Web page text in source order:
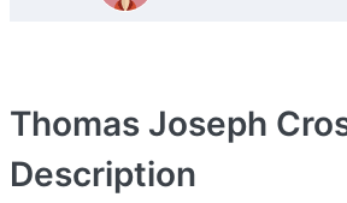
Thomas Joseph
Description